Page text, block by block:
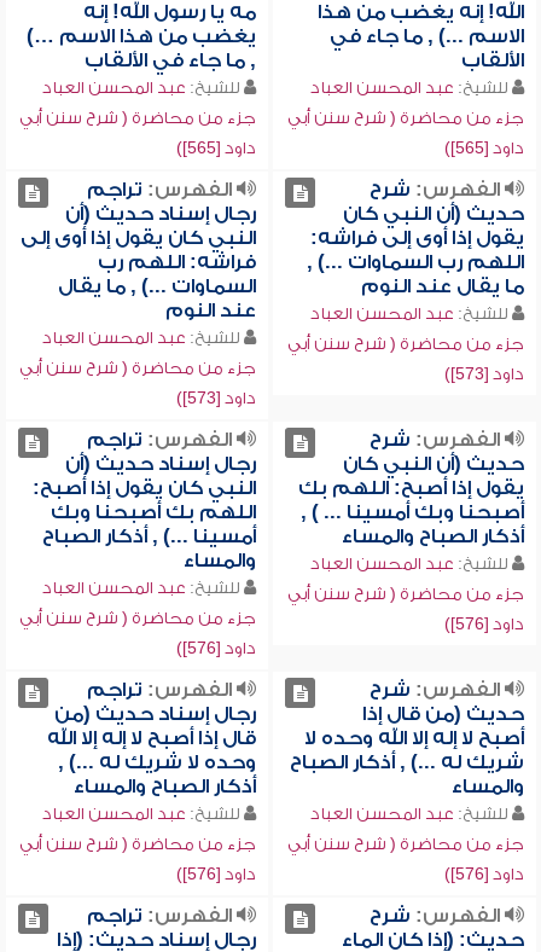
الله! إنه يغضب من هذا
الاسم ...) , ما جاء في
الألقاب
للشيخ: عبد المحسن العباد
جزء من محاضرة ( شرح سنن أبي
داود [565])
مه يا رسول الله! إنه
يغضب من هذا الاسم …)
, ما جاء في الألقاب
للشيخ: عبد المحسن العباد
جزء من محاضرة ( شرح سنن أبي
داود [565])
الفهرس: شرح
حديث (أن النبي كان
يقول إذا أوى إلى فراشه:
اللهم رب السماوات ...) ,
ما يقال عند النوم
للشيخ: عبد المحسن العباد
جزء من محاضرة ( شرح سنن أبي
داود [573])
الفهرس: تراجم
رجال إسناد حديث (أن
النبي كان يقول إذا أوى إلى
فراشه: اللهم رب
السماوات ...) , ما يقال
عند النوم
للشيخ: عبد المحسن العباد
جزء من محاضرة ( شرح سنن أبي
داود [573])
الفهرس: شرح
حديث (أن النبي كان
يقول إذا أصبح: اللهم بك
أصبحنا وبك أمسينا ... ) ,
أذكار الصباح والمساء
للشيخ: عبد المحسن العباد
جزء من محاضرة ( شرح سنن أبي
داود [576])
الفهرس: تراجم
رجال إسناد حديث (أن
النبي كان يقول إذا أصبح:
اللهم بك أصبحنا وبك
أمسينا ...) , أذكار الصباح
والمساء
للشيخ: عبد المحسن العباد
جزء من محاضرة ( شرح سنن أبي
داود [576])
الفهرس: شرح
حديث (من قال إذا
أصبح لا إله إلا الله وحده لا
شريك له ...) , أذكار الصباح
والمساء
للشيخ: عبد المحسن العباد
جزء من محاضرة ( شرح سنن أبي
داود [576])
الفهرس: تراجم
رجال إسناد حديث (من
قال إذا أصبح لا إله إلا الله
وحده لا شريك له ...) ,
أذكار الصباح والمساء
للشيخ: عبد المحسن العباد
جزء من محاضرة ( شرح سنن أبي
داود [576])
الفهرس: شرح
حديث: (إذا كان الماء
الفهرس: تراجم
رجال إسناد حديث: (إذا